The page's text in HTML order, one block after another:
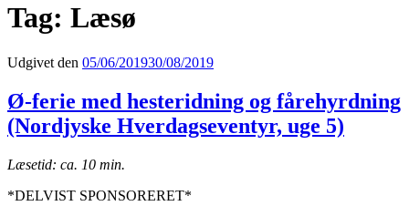
Tag: Læsø
Udgivet den 05/06/201930/08/2019
Ø-ferie med hesteridning og fårehyrdning
(Nordjyske Hverdagseventyr, uge 5)
Læsetid: ca. 10 min.
*DELVIST SPONSORERET*